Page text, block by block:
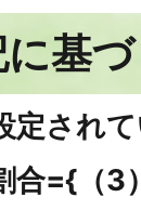
に基
定され
割合={